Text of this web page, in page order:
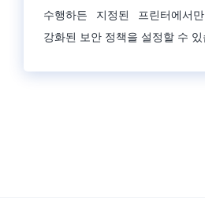
수행하든 지정된 프린터에서
강화된 보안 정책을 설정할 수 있